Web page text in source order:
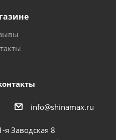
info@shinamax.ru
Заводская 8